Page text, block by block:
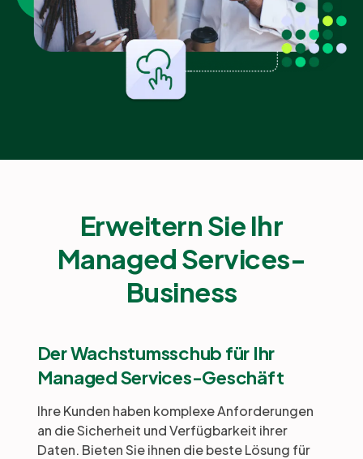
Erweitern Sie Ihr
Managed Services-
Business
Der Wachstumsschub für Ihr
Managed Services-Geschäft
Ihre Kunden haben komplexe Anforderungen
an die Sicherheit und Verfügbarkeit ihrer
Daten. Bieten Sie ihnen die beste Lösung für